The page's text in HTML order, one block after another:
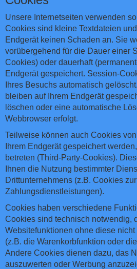
Unsere Internetseiten verwenden
Cookies sind kleine Textdateien
Endgerät keinen Schaden an. Sie
vorübergehend für die Dauer einer
Cookies) oder dauerhaft
Endgerät gespeichert. Session-
Ihres Besuchs automatisch
bleiben auf Ihrem Endgerät
löschen oder eine automatische
Webbrowser erfolgt.
Teilweise können auch Cookies
Ihrem Endgerät gespeichert
betreten (Third-Party-Cookies).
Ihnen die Nutzung bestimmter
Drittunternehmens (z.B. Cookies
Zahlungsdienstleistungen).
Cookies haben verschiedene
Cookies sind technisch notwendig,
Websitefunktionen ohne diese
(z.B. die Warenkorbfunktion oder
Andere Cookies dienen dazu, das
auszuwerten oder Werbung